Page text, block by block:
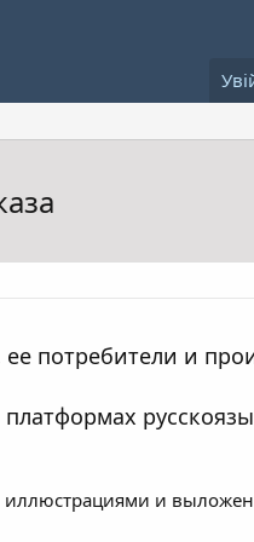
потребители и
платформах
и выложен